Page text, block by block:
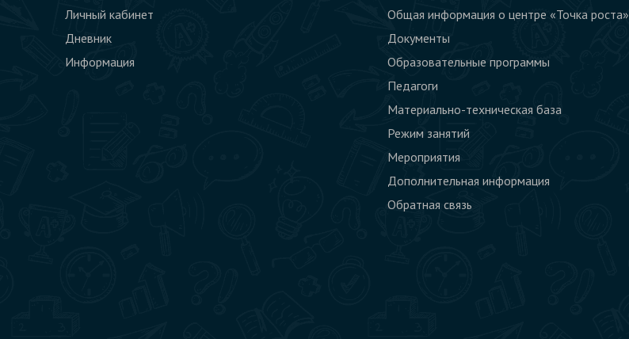
Личный кабинет
Дневник
Информация
Общая информация о центре «Точка роста»
Документы
Образовательные программы
Педагоги
Материально-техническая база
Режим занятий
Мероприятия
Дополнительная информация
Обратная связь